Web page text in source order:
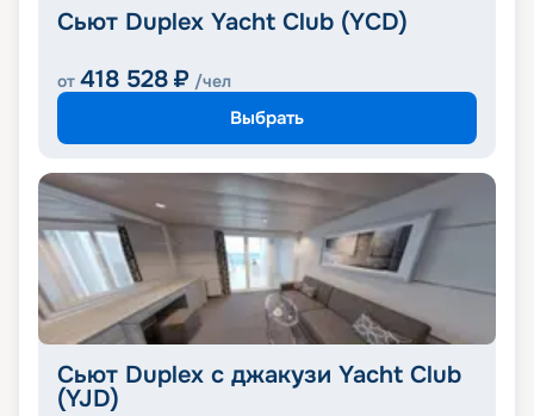
Сьют Duplex Yacht Club (YCD)
от 418 528 ₽ /чел
Выбрать
Сьют Duplex с джакузи Yacht Club
(YJD)